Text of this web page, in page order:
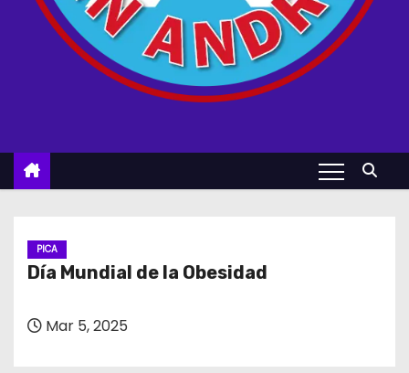
PICA
Día Mundial de la Obesidad
Mar 5, 2025